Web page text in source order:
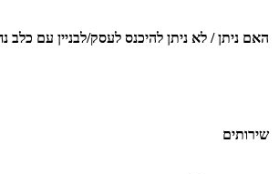
האם ניתן / לא ניתן להיכנס לעסק/לבניין עם כלב
שירותים